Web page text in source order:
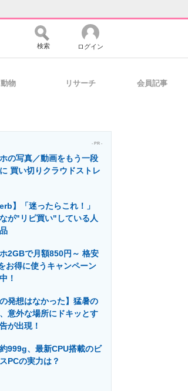
マーケ×ITの今がよく分かる
建設×テクノロジーの最前線
検索 ログイン
動物 リサーチ 会員記事
- PR -
の写真／動画をもう一段
買い切りクラウドストレ
】「迷ったらこれ！」
が"リピ買い"している人
2GBで月額850円～ 格安
お得に使うキャンペーン
！
の発想はなかった】猛暑の
意外な場所にドキッとす
が出現！
999g、最新CPU搭載のビ
PCの実力は？